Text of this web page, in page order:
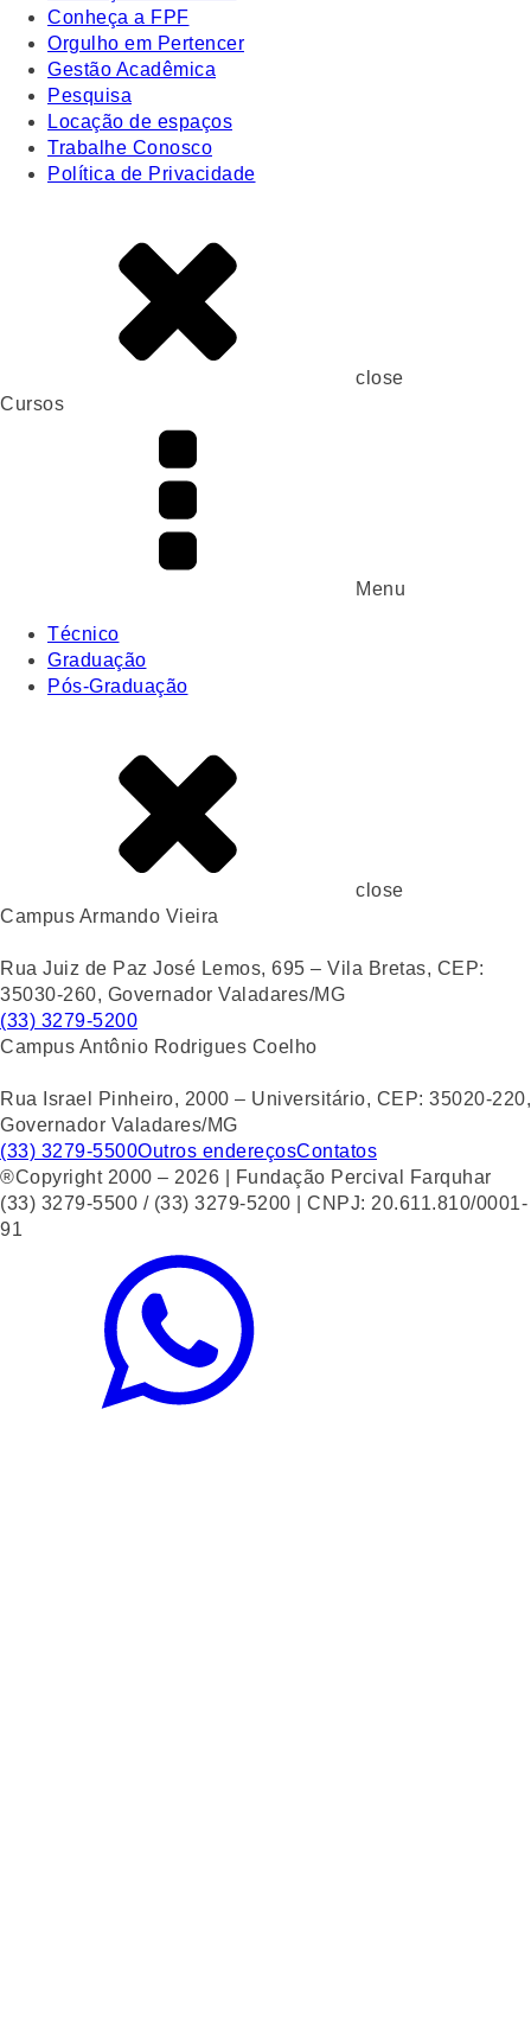
Conheça a FPF
Orgulho em Pertencer
Gestão Acadêmica
Pesquisa
Locação de espaços
Trabalhe Conosco
Política de Privacidade
close
Cursos
Menu
Técnico
Graduação
Pós-Graduação
close
Campus Armando Vieira
Rua Juiz de Paz José Lemos, 695 – Vila Bretas, CEP:
35030-260, Governador Valadares/MG
(33) 3279-5200
Campus Antônio Rodrigues Coelho
Rua Israel Pinheiro, 2000 – Universitário, CEP: 35020-220,
Governador Valadares/MG
(33) 3279-5500Outros endereçosContatos
®Copyright 2000 – 2026 | Fundação Percival Farquhar
(33) 3279-5500 / (33) 3279-5200 | CNPJ: 20.611.810/0001-
91